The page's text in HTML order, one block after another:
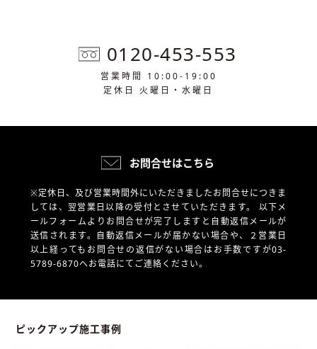
0120-453-553
営業時間 10:00-19:00
定休日 火曜日・水曜日
お問合せはこちら
※定休日、及び営業時間外にいただきましたお問合せにつきま
しては、翌営業日以降の受付とさせていただきます。 以下メ
ールフォームよりお問合せが完了しますと自動返信メールが
送信されます。自動返信メールが届かない場合や、
２営業日
以上経ってもお問合せの返信がない場合はお手数ですが03-
5789-6870へお電話にてご連絡ください。
ピックアップ施工事例